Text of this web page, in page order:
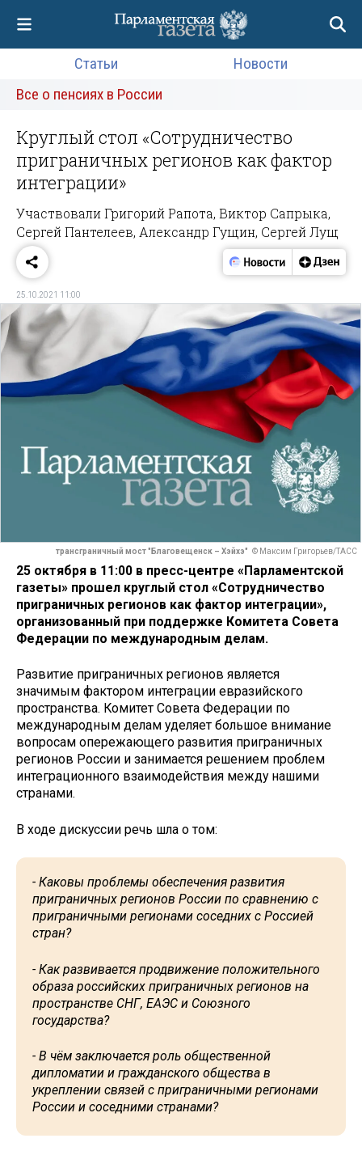
Статьи
Новости
Все о пенсиях в России
Круглый стол «Сотрудничество
приграничных регионов как фактор
интеграции»
Участвовали Григорий Рапота, Виктор Сапрыка,
Сергей Пантелеев, Александр Гущин, Сергей Лущ
25.10.2021 11:00
трансграничный мост "Благовещенск – Хэйхэ" © Максим Григорьев/ТАСС
25 октября в 11:00 в пресс-центре «Парламентской
газеты» прошел круглый стол «Сотрудничество
приграничных регионов как фактор интеграции»,
организованный при поддержке Комитета Совета
Федерации по международным делам.
Развитие приграничных регионов является
значимым фактором интеграции евразийского
пространства. Комитет Совета Федерации по
международным делам уделяет большое внимание
вопросам опережающего развития приграничных
регионов России и занимается решением проблем
интеграционного взаимодействия между нашими
странами.
В ходе дискуссии речь шла о том:
- Каковы проблемы обеспечения развития
приграничных регионов России по сравнению с
приграничными регионами соседних с Россией
стран?
- Как развивается продвижение положительного
образа российских приграничных регионов на
пространстве СНГ, ЕАЭС и Союзного
государства?
- В чём заключается роль общественной
дипломатии и гражданского общества в
укреплении связей с приграничными регионами
России и соседними странами?